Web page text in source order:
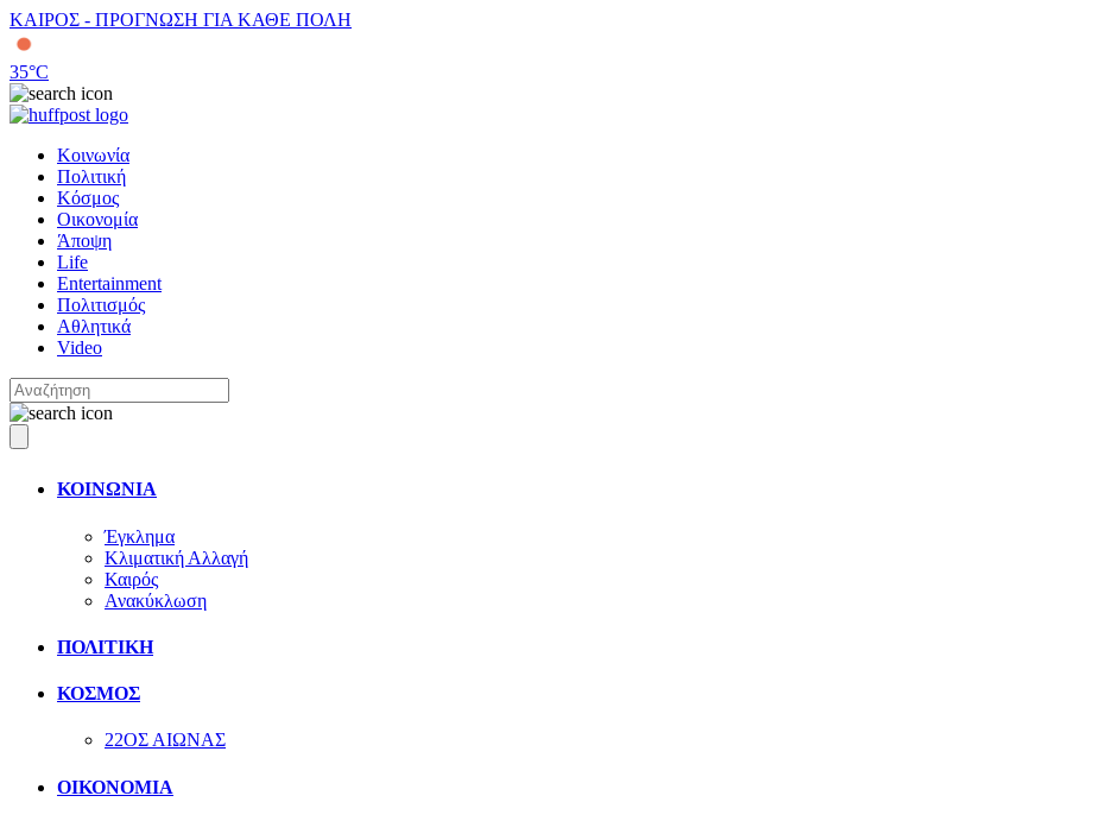
ΚΑΙΡΟΣ - ΠΡΟΓΝΩΣΗ ΓΙΑ ΚΑΘΕ ΠΟΛΗ
35°C
Κοινωνία
Πολιτική
Κόσμος
Οικονομία
Άποψη
Life
Entertainment
Πολιτισμός
Αθλητικά
Video
ΚΟΙΝΩΝΙΑ
Έγκλημα
Κλιματική Αλλαγή
Καιρός
Ανακύκλωση
ΠΟΛΙΤΙΚΗ
ΚΟΣΜΟΣ
22ΟΣ ΑΙΩΝΑΣ
ΟΙΚΟΝΟΜΙΑ